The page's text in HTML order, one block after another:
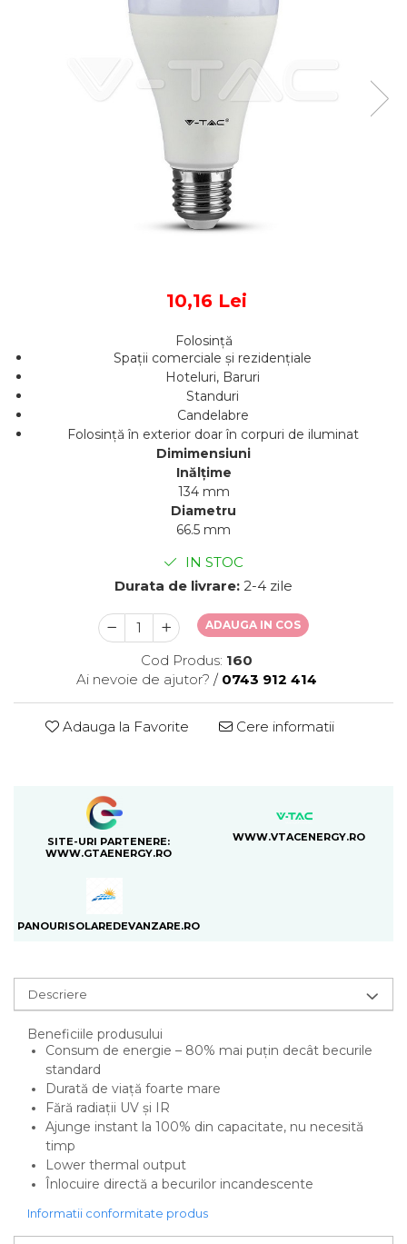
Lămpi de Birou
10,16 Lei
Folosință
Spații comerciale și rezidențiale
Hoteluri, Baruri
Standuri
Candelabre
Folosință în exterior doar în corpuri de iluminat
Dimimensiuni
Inălțime
134 mm
Diametru
66.5 mm
IN STOC
Durata de livrare: 2-4 zile
ADAUGA IN COS
Cod Produs: 160
Ai nevoie de ajutor? / 0743 912 414
Adauga la Favorite Cere informatii
SITE-URI PARTENERE:
WWW.GTAENERGY.RO
WWW.VTACENERGY.RO
PANOURISOLAREDEVANZARE.RO
Descriere
Beneficiile produsului
Consum de energie – 80% mai puțin decât becurile
standard
Durată de viață foarte mare
Fără radiații UV și IR
Ajunge instant la 100% din capacitate, nu necesită
timp
Lower thermal output
Înlocuire directă a becurilor incandescente
Informatii conformitate produs